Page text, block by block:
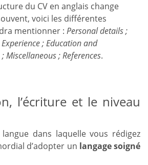
du CV en anglais change
voici les différentes
mentionner : Personal details ;
; Education and
Miscellaneous ; References.
l’écriture et le niveau
dans laquelle vous rédigez
d’adopter un langage soigné